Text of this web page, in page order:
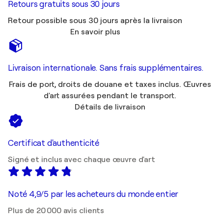
Retours gratuits sous 30 jours
Retour possible sous 30 jours après la livraison
En savoir plus
Livraison internationale. Sans frais supplémentaires.
Frais de port, droits de douane et taxes inclus. Œuvres
d'art assurées pendant le transport.
Détails de livraison
Certificat d'authenticité
Signé et inclus avec chaque œuvre d'art
Noté 4,9/5 par les acheteurs du monde entier
Plus de 20 000 avis clients